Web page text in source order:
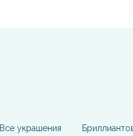
Все украшения